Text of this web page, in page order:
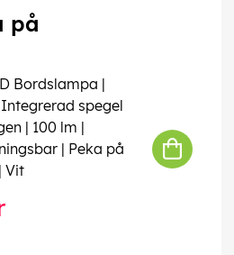
på
Bordslampa |
spegel
| 100 lm |
| Peka på
Vit